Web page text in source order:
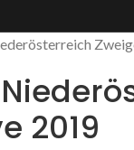
2019